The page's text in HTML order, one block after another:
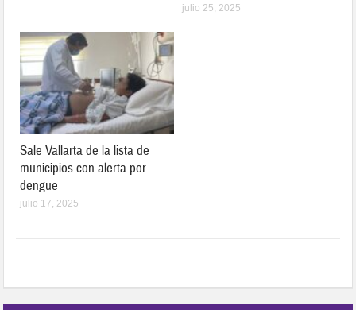
julio 25, 2025
Sale Vallarta de la lista de
municipios con alerta por
dengue
julio 17, 2025